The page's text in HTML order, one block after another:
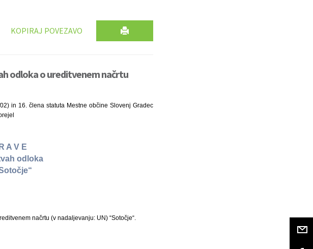
KOPIRAJ POVEZAVO
odloka o ureditvenem načrtu
in 16. člena statuta Mestne občine Slovenj Gradec
A V E
odloka
načrtu (v nadaljevanju: UN) “Sotočje“.